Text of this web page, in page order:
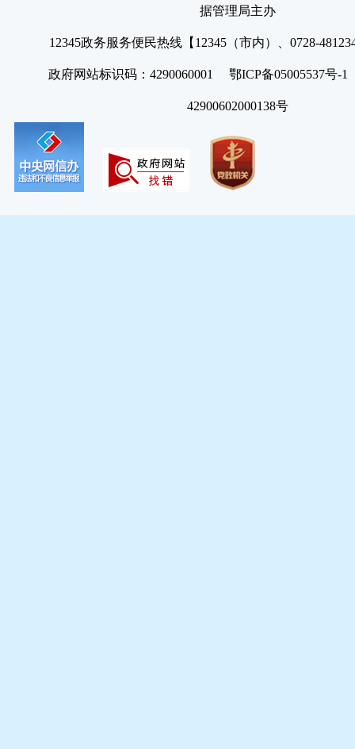
据管理局主办
12345政务服务便民热线【12345（市内）、0728-
政府网站标识码：4290060001 鄂ICP备05005537号
42900602000138号